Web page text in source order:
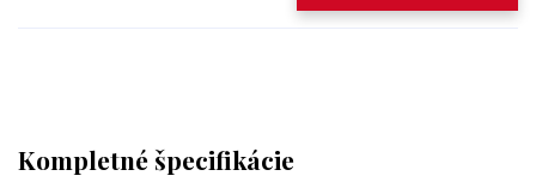
Kompletné špecifikácie